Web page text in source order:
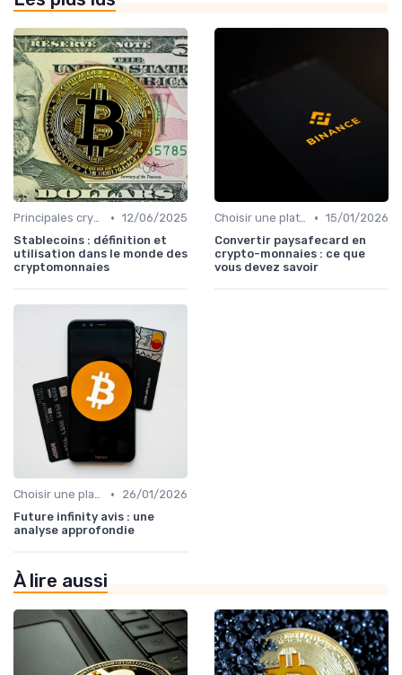
Principales cryptomonnaies pour l'investissement • 12/06/2025
Stablecoins : définition et
utilisation dans le monde des
cryptomonnaies
Choisir une plateforme d'échange • 15/01/2026
Convertir paysafecard en
crypto-monnaies : ce que
vous devez savoir
Choisir une plateforme d'échange •
26/01/2026
Future infinity avis : une
analyse approfondie
À lire aussi